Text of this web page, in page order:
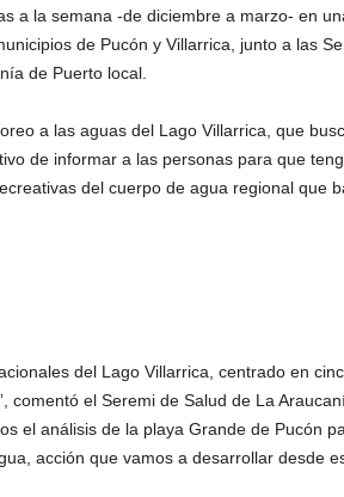
a la semana -de diciembre a marzo- en
de Pucón y Villarrica, junto a las
de Puerto local.
a las aguas del Lago Villarrica, que
de informar a las personas para que
del cuerpo de agua regional que
del Lago Villarrica, centrado en
comentó el Seremi de Salud de La
el análisis de la playa Grande de Pucón
acción que vamos a desarrollar desde